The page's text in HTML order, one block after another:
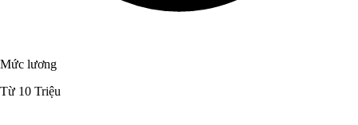
Mức lương
Từ 10 Triệu